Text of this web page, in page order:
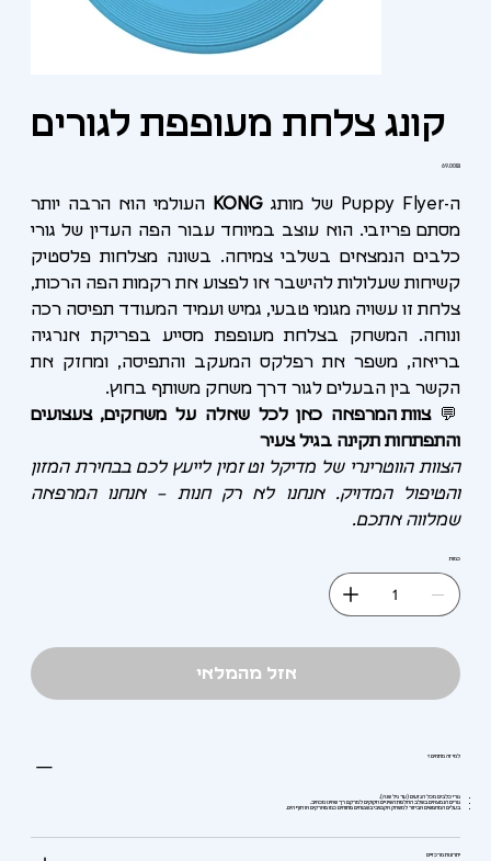
קונג צלחת מעופפת לגורים
מחיר‏69.00 ‏₪
ה-Puppy Flyer של מותג KONG
העולמי הוא הרבה יותר
מסתם פריזבי. הוא עוצב במיוחד עבור הפה העדין של גורי
כלבים הנמצאים בשלבי צמיחה. בשונה מצלחות פלסטיק
קשיחות שעלולות להישבר או לפצוע את רקמות הפה הרכות,
צלחת זו עשויה מגומי טבעי, גמיש ועמיד המעודד תפיסה רכה
ונוחה. המשחק בצלחת מעופפת מסייע בפריקת אנרגיה
בריאה, משפר את רפלקס המעקב והתפיסה, ומחזק את
הקשר בין הבעלים לגור דרך משחק משותף בחוץ.
💬צוות המרפאה כאן לכל שאלה על משחקים, צעצועים
והתפתחות תקינה בגיל צעיר
הצוות הווטרינרי של מדיקל וט זמין לייעץ לכם בבחירת המזון
והטיפול המדויק. אנחנו לא רק חנות – אנחנו המרפאה
שמלווה אתכם.
כמות
אזל מהמלאי
למי זה מתאים?
גורי כלבים מכל הגזעים (עד גיל שנה).
גורים הנמצאים בשלב החלפת השיניים וזקוקים למרקם רך שאינו מכאיב.
בעלים המחפשים אביזור למשחק אקטיבי בשטחים פתוחים כמו פארקים או חוף הים.
יתרונות מרכזיים